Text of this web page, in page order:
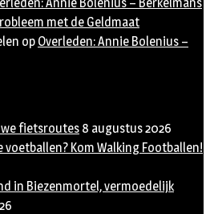
met de Geldmaat
op Overleden: Annie Bolenius –
fietsroutes 8 augustus 2026
voetballen? Kom Walking Footballen!
in Biezenmortel, vermoedelijk